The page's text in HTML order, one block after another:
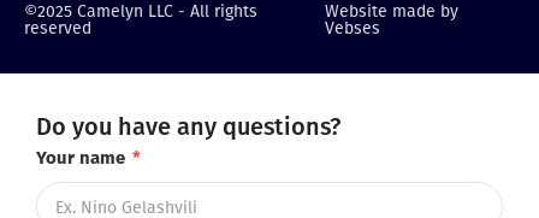
©2025 Camelyn LLC - All rights
reserved
Website made by
Vebses
Do you have any questions?
Your name *